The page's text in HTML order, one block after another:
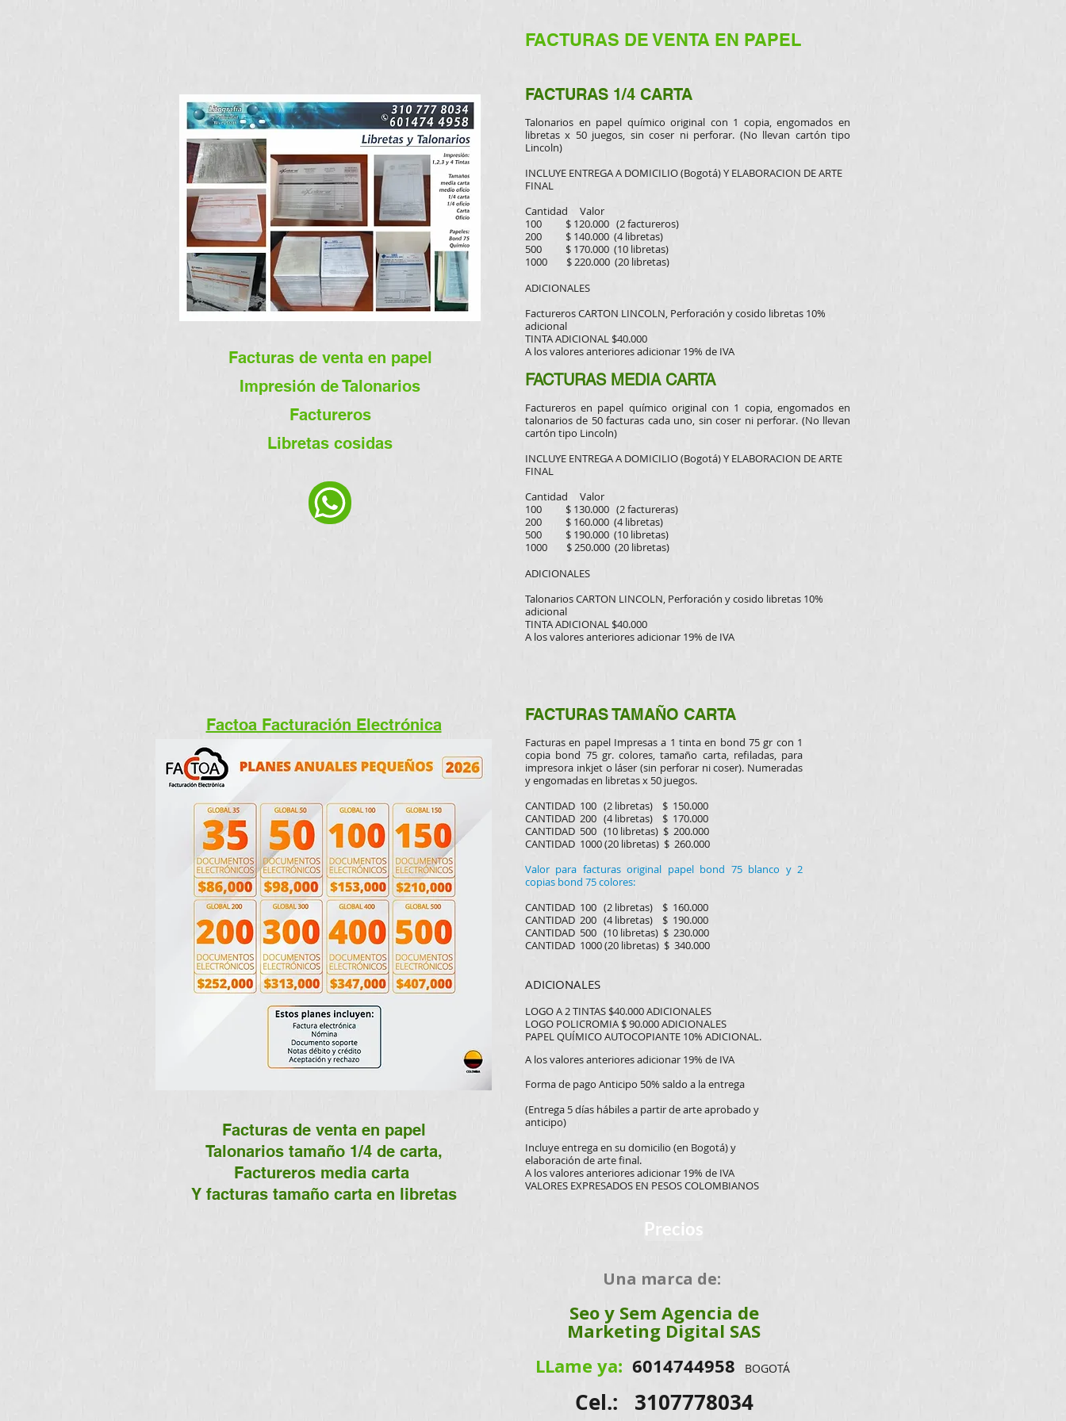
FACTURAS DE VENTA EN PAPEL
Facturas de venta en papel
Impresión de Talonarios
Factureros
Libretas cosidas
FACTURAS 1/4 CARTA
Talonarios en papel químico original con 1 copia, engomados en
libretas x 50 juegos, sin coser ni perforar. (No llevan cartón tipo
Lincoln)
INCLUYE ENTREGA A DOMICILIO (Bogotá) Y ELABORACION DE ARTE
FINAL
Cantidad Valor
100 $ 120.000 (2 factureros)
200 $ 140.000 (4 libretas)
500 $ 170.000 (10 libretas)
1000 $ 220.000 (20 libretas)
ADICIONALES
Factureros CARTON LINCOLN, Perforación y cosido libretas 10%
adicional
TINTA ADICIONAL $40.000
A los valores anteriores adicionar 19% de IVA
FACTURAS MEDIA CARTA
Factureros en papel químico original con 1 copia, engomadosen
talonarios de 50 facturas cada uno, sin coser ni perforar. (No llevan
cartón tipo Lincoln)
INCLUYE ENTREGA A DOMICILIO (Bogotá) Y ELABORACION DE ARTE
FINAL
Cantidad Valor
100 $ 130.000 (2 factureras)
200 $ 160.000 (4 libretas)
500 $ 190.000 (10 libretas)
1000 $ 250.000 (20 libretas)
ADICIONALES
Talonarios CARTON LINCOLN, Perforación y cosido libretas 10%
adicional
TINTA ADICIONAL $40.000
A los valores anteriores adicionar 19% de IVA
Factoa Facturación Electrónica
Facturas de venta en papel
Talonarios tamaño 1/4 de carta,
Factureros media carta
Y facturas tamaño carta en libretas
FACTURAS TAMAÑO CARTA
Facturas en papel Impresas a 1 tinta en bond 75 gr con 1
copia bond 75 gr. colores, tamaño carta, refiladas, para
impresora inkjet o láser (sin perforar ni coser). Numeradas
y engomadas en libretas x 50 juegos.
CANTIDAD 100 (2 libretas) $ 150.000
CANTIDAD 200 (4 libretas) $ 170.000
CANTIDAD 500 (10 libretas) $ 200.000
CANTIDAD 1000 (20 libretas) $ 260.000
​Valor para facturas original papel bond 75 blanco y 2
copias bond 75 colores:
CANTIDAD 100 (2 libretas) $ 160.000
CANTIDAD 200 (4 libretas) $ 190.000
CANTIDAD 500 (10 libretas) $ 230.000
CANTIDAD 1000 (20 libretas) $ 340.000
ADICIONALES
LOGO A 2 TINTAS $40.000 ADICIONALES
LOGO POLICROMIA $ 90.000 ADICIONALES
PAPEL QUÍMICO AUTOCOPIANTE 10% ADICIONAL.
A los valores anteriores adicionar 19% de IVA
Forma de pago Anticipo 50% saldo a la entrega
(Entrega 5 días hábiles a partir de arte aprobado y
anticipo)
Incluye entrega en su domicilio (en Bogotá) y
elaboración de arte final.
​A los valores anteriores adicionar 19% de IVA
VALORES EXPRESADOS EN PESOS COLOMBIANOS
Precios
Una marca de:
Seo y Sem Agencia de
Marketing Digital SAS
LLame ya: 6014744958 BOGOTÁ
Cel.: 3107778034